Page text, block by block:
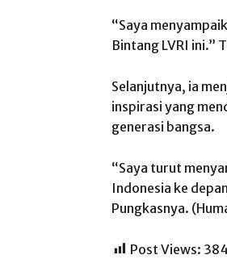
“Saya
Bintang LVRI ini.”
Selanjutnya, ia
inspirasi yang
generasi bangsa.
“Saya turut
Indonesia ke
Pungkasnya.
Post Views: